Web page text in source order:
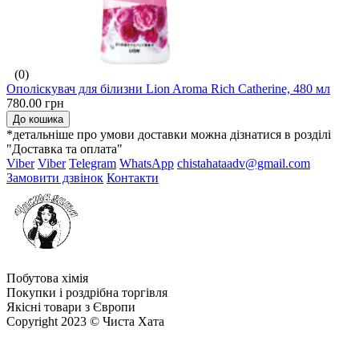
(0)
Ополіскувач для білизни Lion Aroma Rich Catherine, 480 мл
780.00 грн
До кошика
*детальніше про умови доставки можна дізнатися в розділі
"Доставка та оплата"
Viber Viber Telegram WhatsApp chistahataadv@gmail.com
Замовити дзвінок Контакти
Побутова хімія
Покупки і роздрібна торгівля
Якісні товари з Європи
Copyright 2023 © Чиста Хата